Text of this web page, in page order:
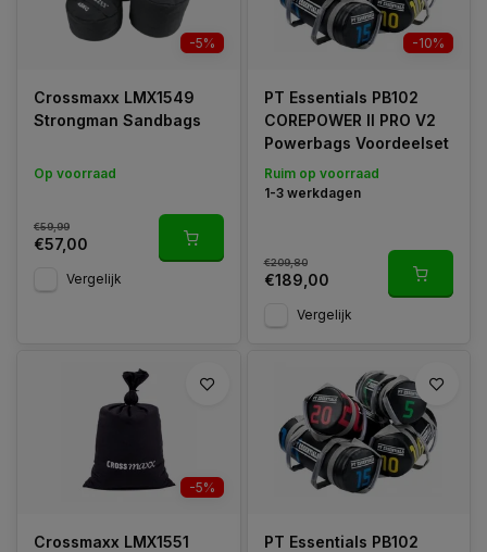
-5%
Crossmaxx LMX1549
Strongman Sandbags
Op voorraad
€59,99
€57,00
Vergelijk
-10%
PT Essentials PB102
COREPOWER II PRO V2
Powerbags Voordeelset
Ruim op voorraad
1-3 werkdagen
€209,80
€189,00
Vergelijk
-5%
Crossmaxx LMX1551
PT Essentials PB102